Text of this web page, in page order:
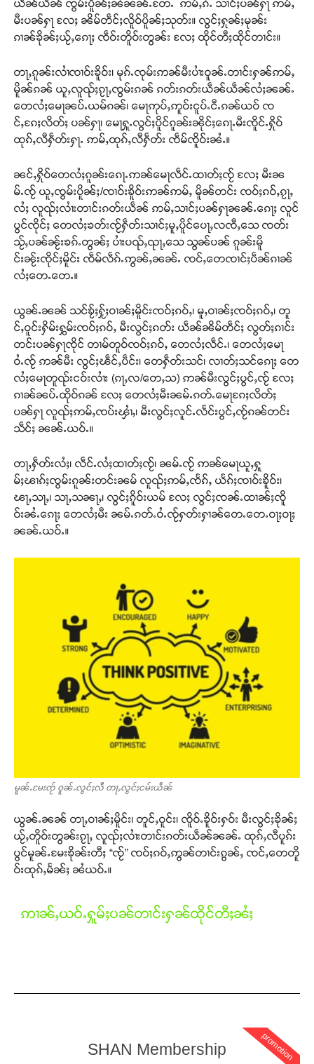
Support SHAN
တႃႇႁႂ်ႈသဵင်ၵၢင်ၸႂ်ၵူၼ်းမိူင်း ၵူႈတီႈၵူႈလႅၼ်ပေႃးတေၸွ
တ်ႇ တူဝ်ႈလုမ်ႈၾႃႉၼၼ်ႉ ၶဝ်ႈႁူမ်ႈၵမ်ႉထႅမ် ၸုမ်းၶၢ
ဝ်ႇၽူႈတွႆႇႁွၵ်ႈ လႆႈယူႇၶႃႈဢေႃႈ။
ယဵၼ်ယဵၼ် ၸွမ်းပိူၼ်ႈၼႆၼၼ်ႉတႄႉ ဢမ်ႇၵႆႉ သၢင်ႈပၼ်ႁႃ ဢမ်ႇ
မီးပၼ်ႁႃ လႄႈ ၼိမ်တဵင်ႈလိူဝ်ပိူၼ်ႈသုတ်း။ လွင်ႈႁုၼ်ႈမုၼ်း
ၵၢၼ်ၶိုၼ်ႈယႂ်ႇၵေႃႈ ၸဵဝ်းတိူဝ်းတွၼ်း လႄႈ ထိုင်တီႈထိုင်တၢင်း။
တႃႇၵူၼ်းလၢႆၸၢဝ်းၶိူဝ်း၊ မုၵ်ႉၸုမ်းဢၼ်မီးပၢႆးဝူၼ်ႉတၢင်းႁၼ်ဢမ်ႇ
မိူၼ်ၵၼ် ယူႇလူၺ်ႈၵႂႃႇၸွမ်းၵၼ် ၵတ်းၵတ်းယဵၼ်ယဵၼ်လႆႈၼၼ်ႉ
တေလႆႈမေႃၼပ်ႉယမ်ၵၼ်၊ မေႃဢုပ်ႇဢူဝ်းငူပ်ႉငီႉၵၼ်ယဝ် ၸ
င်ႇၵႄႈလိတ်ႈ ပၼ်ႁႃ၊ မေႃႁူႉလွင်ႈပိူင်ၵူၼ်းၼိုင်ႈၵေႃႉမီးၸိူင်ႉႁိုဝ်
ထုၵ်ႇလီႁဵတ်းႁႃႉ ဢမ်ႇထုၵ်ႇလီႁဵတ်း ၸဵမ်ၸိူဝ်းၼႆႉ။
ၼင်ႇႁိုဝ်တေလႆႈၵူၼ်းၵေႃႉဢၼ်မေႃလဵင်ႉထၢတ်ႈၸႂ် လႄႈ မီးၼ
မ်ႉၸႂ် ယူႇၸွမ်းပိူၼ်ႈ/ၸၢဝ်းၶိူဝ်းဢၼ်ဢမ်ႇ မိူၼ်တင်း ၸဝ်ႈၵဝ်ႇၵႂႃႇ
လႆႈ လူၺ်ႈလၢႆးတၢင်းၵတ်းယဵၼ် ဢမ်ႇသၢင်ႈပၼ်ႁႃၼၼ်ႉၵေႃႈ လူင်
ပွင်ၸိုင်ႈ တေလႆႈၶတ်းၸႂ်ႁဵတ်းသၢင်ႈမူႇပိူင်ပေႃႇလၸီႇသေ ၸတ်း
သႂ်ႇပၼ်ၼႂ်းၶၵ်ႉတွၼ်ႈ ပၢႆးပၺ်ႇၺႃႇသေ သွၼ်ပၼ် ၵူၼ်းမိူ
င်းၼႂ်းၸိုင်ႈမိူင်း ၸဵမ်လဵၵ်ႉဢွၼ်ႇၼၼ်ႉ ၸင်ႇတေၸၢင်ႈပဵၼ်ၵၢၼ်
လႆႈတေႉတေႉ။
ယွၼ်ႉၼၼ် သင်ၶႂ်ႈႁႂ်ႈဝၢၼ်ႈမိူင်းၸဝ်ႈၵဝ်ႇ၊ မူႇဝၢၼ်ႈၸဝ်ႈၵဝ်ႇ၊ တူ
င်ႇဝူင်းႁိမ်းႁွမ်းၸဝ်ႈၵဝ်ႇ မီးလွင်ႈၵတ်း ယဵၼ်ၼိမ်တဵင်ႈ လွတ်ႈၵၢင်း
တင်းပၼ်ႁႃၸိုင် တၢမ်တူဝ်ၸဝ်ႈၵဝ်ႇ တေလႆႈလဵင်ႉ၊ တေလႆႈမေႃ
ဝႆႉၸႂ် ဢၼ်မီး လွင်ႈၽဵင်ႇပဵင်း၊ တေႁဵတ်းသင်၊ လၢတ်ႈသင်ၵေႃႈ တေ
လႆႈမေႃတူၺ်းငဝ်းလၢႆး (ၵႃႇလ/တေႇသ) ဢၼ်မီးလွင်ႈပွင်ႇၸႂ် လႄႈ
ၵၢၼ်ၼပ်ႉထိုဝ်ၵၼ် လႄႈ တေလႆႈမီးၼမ်ႉၵတ်ႉမေႃၵႄႈလိတ်ႈ
ပၼ်ႁႃ လူၺ်ႈဢမ်ႇၸပ်းၾၢႆႇ၊ မီးလွင်ႈလူင်ႉလႅင်းပွင်ႇၸႂ်ၵၼ်တင်း
သဵင်ႈ ၼၼ်ႉယဝ်ႉ။
တႃႇႁဵတ်းလႆႈ၊ လဵင်ႉလႆႈထၢတ်ႈၸႂ်၊ ၼမ်ႉၸႂ် ဢၼ်မေႃယူႇႁူ
မ်ႈၽၢၵ်ႈၸွမ်းၵူၼ်းတင်းၼမ် လူၺ်ႈဢမ်ႇၸႅၵ်ႇ ယႅၵ်ႈၸၢဝ်းၶိူဝ်း၊
ၽႃႇသႃႇ၊ သႃႇသၼႃႇ၊ လွင်ႈၵိူဝ်းယမ် လႄႈ လွင်ႈၸၼ်ႉထၢၼ်ႈၸိူ
ဝ်းၼႆႉၵေႃႈ တေလႆႈမီး ၼမ်ႉၵတ်ႉဝႆႉၸႂ်ႁတ်းႁၢၼ်တေႉတေႉဝႃႈဝႃႈ
ၼၼ်ႉယဝ်ႉ။
မူၼ်ႉမႄးၸႂ် ဝူၼ်ႉလွင်ႈလီ တႃႇလွင်ႈငမ်းယဵၼ်
ယွၼ်ႉၼၼ် တႃႇဝၢၼ်ႈမိူင်း၊ တူင်ႇဝူင်း၊ ၸိူဝ်ႉၶိူဝ်းႁဝ်း မီးလွင်ႈၶိုၼ်ႈ
ယႂ်ႇတိူဝ်းတွၼ်းၵႂႃႇ လူၺ်ႈလၢႆးတၢင်းၵတ်းယဵၼ်ၼၼ်ႉ ထုၵ်ႇလီပူၵ်း
ပွင်မူၼ်ႉမႄးၶိုၼ်းတီႈ “ၸႂ်” ၸဝ်ႈၵဝ်ႇဢွၼ်တၢင်းၵွၼ်ႇ ၸင်ႇတေတိူ
ဝ်းထုၵ်ႇမႅၼ်ႈ ၼႆယဝ်ႉ။
ဢၢၼ်ႇယဝ်ႉႁူမ်ႈပၼ်တၢင်းႁၼ်ထိုင်တီႈၼႆႈ
promotion
SHAN Membership